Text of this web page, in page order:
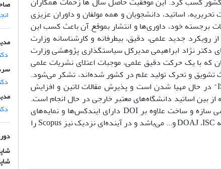
اساتید، دانشجویان و همه مولفان و داوران عزیزی
برجسته خود، داوری‌ها و انتشار بموقع آن باعث کسب این
رویکرد جدید علمی، دقیق، بیطرفانه و کارشناسانه وزارت
دکتر نژاد ابراهیمی مدیرکل سیاستگذاری پژوهشی وزارت
که با یک حرکت دقیق علمی، موجبات اعتلای نشریات علمی
تشویق و تحرک تولید علم در کشور شده‌اند، تشکر می‌شود.
مقالات نشریه در فرمت "ISI" در حال مهیا شدن است و پذیرش مقالات لاتین و افزایش
بین اساتید دانشگاه‌های معتبر خارجی در حال انجام است.
در حال حاضر نشریه مهندسی سازه و ساخت علاوه بر DOI دارای ایندکس‌ها و نمایه‌های
معتبر داخلی و خارجی از جمله DOAJ ،ISC و... می‌باشد و در آینده‌ای نزدیک نیز Scopus را